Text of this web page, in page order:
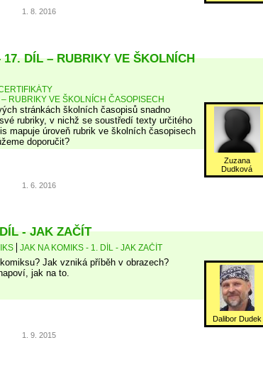
1. 8. 2016
DÍL – RUBRIKY VE ŠKOLNÍCH
RUBRIKY VE ŠKOLNÍCH ČASOPISECH
Zuzana
Dudková
stránkách školních časopisů snadno
rubriky, v nichž se soustředí texty určitého
mapuje úroveň rubrik ve školních časopisech
doporučit?
1. 6. 2016
- JAK ZAČÍT
JAK NA KOMIKS - 1. DÍL - JAK ZAČÍT
Dalibor Dudek
Jak vzniká příběh v obrazech?
jak na to.
1. 9. 2015